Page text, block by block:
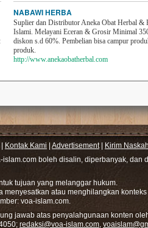
NABAWI HERBA
Suplier dan Distributor Aneka Obat Herbal &
Islami. Melayani Eceran & Grosir Minimal
diskon s.d 60%. Pembelian bisa campur
produk.
http://www.anekaobatherbal.com
Kontak Kami Advertisement| Kirim Naskah
islam.com boleh disalin, diperbanyak,
tujuan yang melanggar hukum.
menyesatkan atau menghilangkan
voa-islam.com.
jawab atas penyalahgunaan konten
redaksi@voa-islam.com,